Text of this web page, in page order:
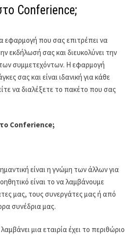
Conferience;
εφαρμογή που σας επιτρέπει να
εκδήλωσή σας και διευκολύνει την
συμμετεχόντων. Η εφαρμογή
σας και είναι ιδανική για κάθε
να διαλέξετε το πακέτο που σας
Conferience;
είναι η γνώμη των άλλων για
είναι το να λαμβάνουμε
μας, τους συνεργάτες μας ή από
συνέδρια μας.
μια εταιρία έχει το περιθώριο